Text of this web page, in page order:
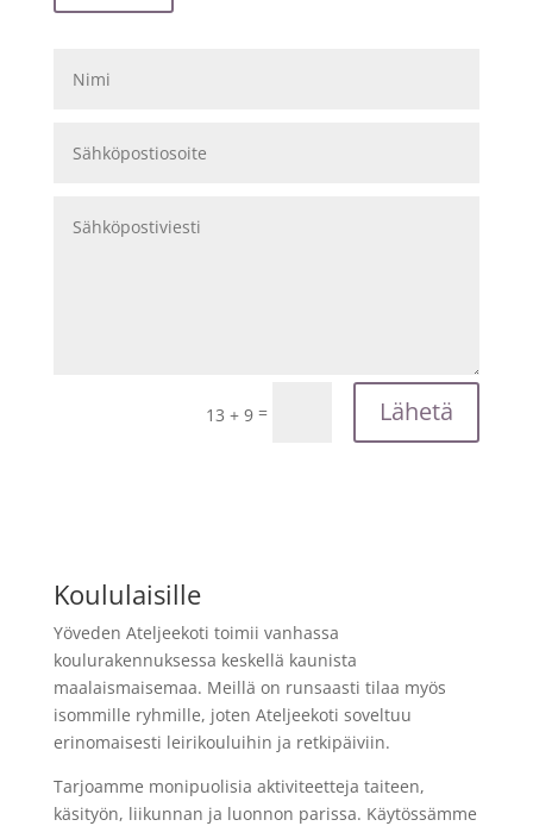
13 + 9 = Lähetä
Koululaisille
Yöveden Ateljeekoti toimii vanhassa
koulurakennuksessa keskellä kaunista
maalaismaisemaa. Meillä on runsaasti tilaa myös
isommille ryhmille, joten Ateljeekoti soveltuu
erinomaisesti leirikouluihin ja retkipäiviin.
Tarjoamme monipuolisia aktiviteetteja taiteen,
käsityön, liikunnan ja luonnon parissa. Käytössämme